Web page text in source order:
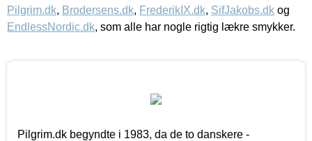
Pilgrim.dk, Brodersens.dk, FrederikIX.dk, SifJakobs.dk og
EndlessNordic.dk, som alle har nogle rigtig lækre smykker.
Pilgrim.dk begyndte i 1983, da de to danskere -